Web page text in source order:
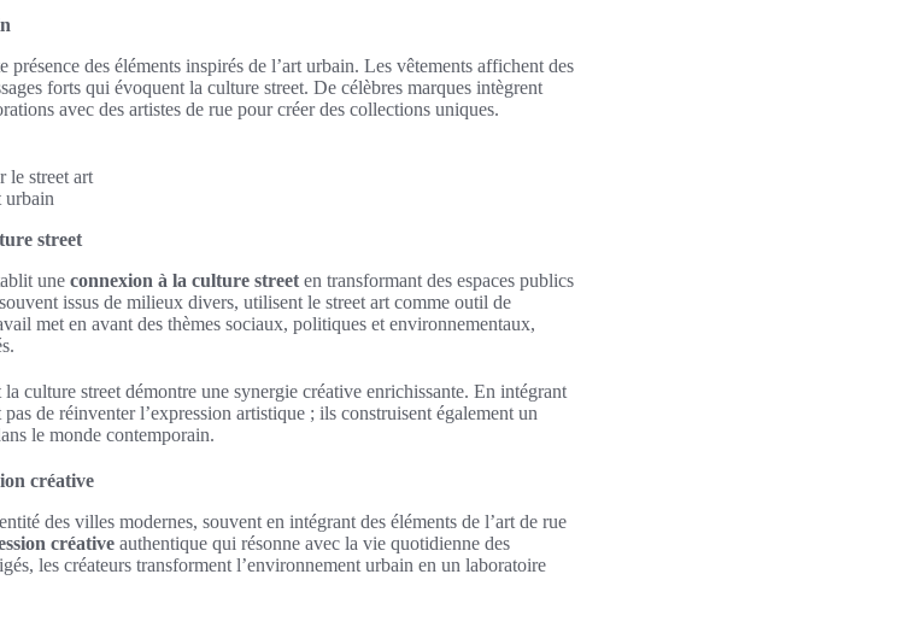
des éléments inspirés de l’art urbain. Les vêtements affichent des
forts qui évoquent la culture street. De célèbres marques intègrent
avec des artistes de rue pour créer des collections uniques.
le street art
urbain
street
une connexion à la culture street en transformant des espaces publics
issus de milieux divers, utilisent le street art comme outil de
met en avant des thèmes sociaux, politiques et environnementaux,
la culture street démontre une synergie créative enrichissante. En intégrant
de réinventer l’expression artistique ; ils construisent également un
le monde contemporain.
créative
des villes modernes, souvent en intégrant des éléments de l’art de rue
créative authentique qui résonne avec la vie quotidienne des
les créateurs transforment l’environnement urbain en un laboratoire